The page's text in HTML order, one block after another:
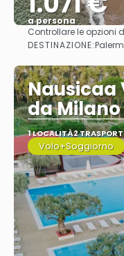
a persona
Controllare le opzioni
DESTINAZIONE:
Nausicaa
da Milano
1 LOCALITÀ2
Volo+Soggiorno